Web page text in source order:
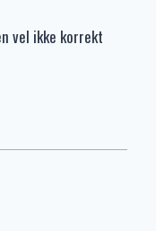
vel ikke korrekt